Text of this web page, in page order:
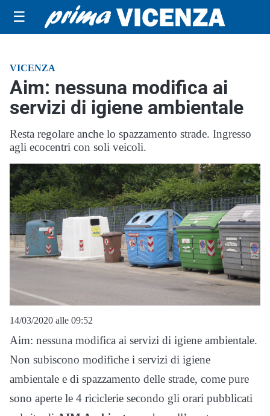
☰
VICENZA
Aim: nessuna modifica ai
servizi di igiene ambientale
Resta regolare anche lo spazzamento strade. Ingresso
agli ecocentri con soli veicoli.
14/03/2020 alle 09:52
Aim: nessuna modifica ai servizi di igiene ambientale.
Non subiscono modifiche i servizi di igiene
ambientale e di spazzamento delle strade, come pure
sono aperte le 4 riciclerie secondo gli orari pubblicati